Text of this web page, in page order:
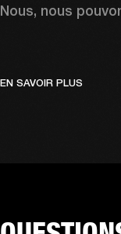
Nous, nous
EN SAVOIR PLUS